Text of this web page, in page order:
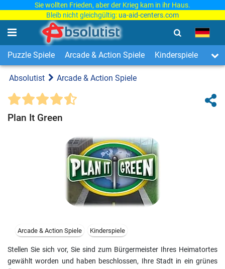
Sie wollten Frieden, aber der Krieg kam in ihr Haus.
Bleib nicht gleichgültig: ua-aid-centers.com
Puzzle Spiele Arcade & Action Spiele Kinderspiele 3-
Absolutist Arcade & Action Spiele
Plan It Green
Arcade & Action Spiele Kinderspiele
Stellen Sie sich vor, Sie sind zum Bürgermeister Ihres Heimatortes
gewählt worden und haben beschlossen, Ihre Stadt in ein grünes